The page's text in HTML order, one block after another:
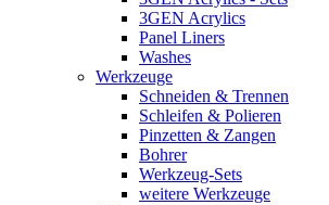
3GEN Acrylics
Panel Liners
Washes
Werkzeuge
Schneiden & Trennen
Schleifen & Polieren
Pinzetten & Zangen
Bohrer
Werkzeug-Sets
weitere Werkzeuge